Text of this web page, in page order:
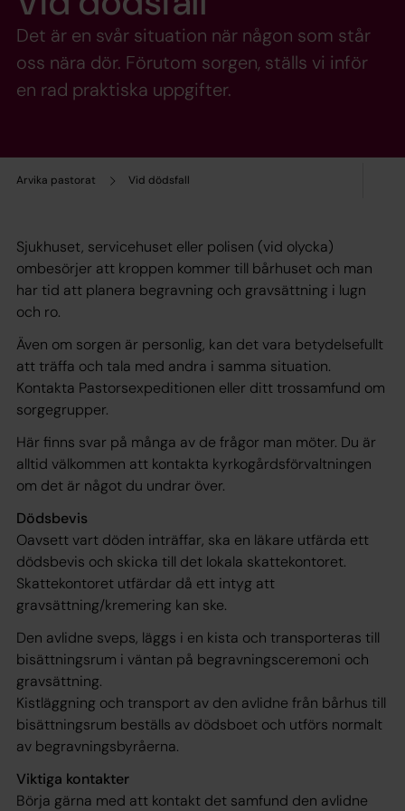
Arvika pastorat Vid dödsfall
Det är en svår situation när någon som står
oss nära dör. Förutom sorgen, ställs vi inför
en rad praktiska uppgifter.
Sjukhuset, servicehuset eller polisen (vid olycka)
ombesörjer att kroppen kommer till bårhuset och man
har tid att planera begravning och gravsättning i lugn
och ro.
Även om sorgen är personlig, kan det vara betydelsefullt
att träffa och tala med andra i samma situation.
Kontakta Pastorsexpeditionen eller ditt trossamfund om
sorgegrupper.
Här finns svar på många av de frågor man möter. Du är
alltid välkommen att kontakta kyrkogårdsförvaltningen
om det är något du undrar över.
Dödsbevis
Oavsett vart döden inträffar, ska en läkare utfärda ett
dödsbevis och skicka till det lokala skattekontoret.
Skattekontoret utfärdar då ett intyg att
gravsättning/kremering kan ske.
Den avlidne sveps, läggs i en kista och transporteras till
bisättningsrum i väntan på begravningsceremoni och
gravsättning.
Kistläggning och transport av den avlidne från bårhus till
bisättningsrum beställs av dödsboet och utförs normalt
av begravningsbyråerna.
Viktiga kontakter
Börja gärna med att kontakt det samfund den avlidne